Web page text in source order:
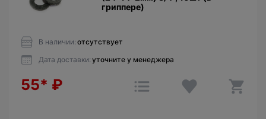
гриппере)
В наличии: отсутствует
Дата доставки: уточните у менеджера
55* ₽